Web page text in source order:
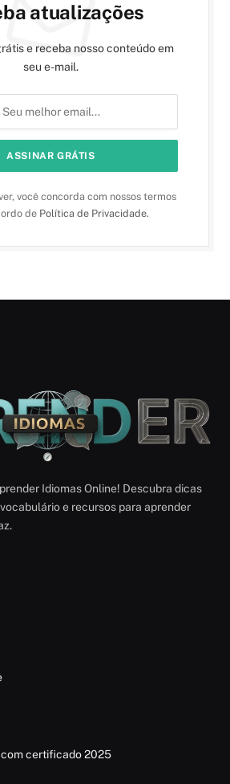
atualizações
e receba nosso conteúdo em
seu e-mail.
você concorda com nossos termos
de Política de Privacidade.
Idiomas Online! Descubra dicas
e recursos para aprender
certificado 2025